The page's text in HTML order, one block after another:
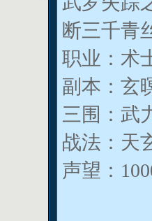
断三千青
职业：术
副本：玄
三围：武
战法：天
声望：